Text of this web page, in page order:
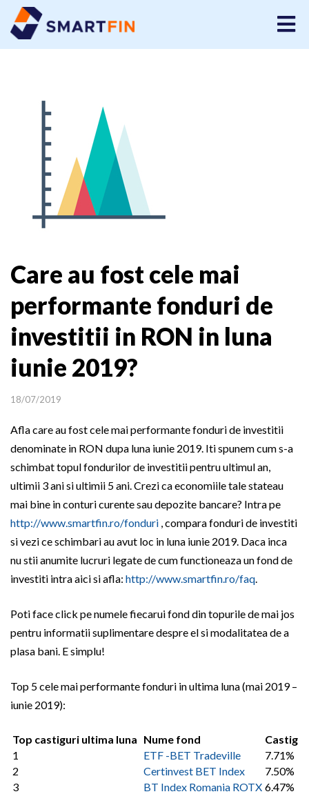
Care au fost cele mai
performante fonduri de
investitii in RON in luna
iunie 2019?
18/07/2019
Afla care au fost cele mai performante fonduri de investitii
denominate in RON dupa luna iunie 2019. Iti spunem cum s-a
schimbat topul fondurilor de investitii pentru ultimul an,
ultimii 3 ani si ultimii 5 ani. Crezi ca economiile tale stateau
mai bine in conturi curente sau depozite bancare? Intra pe
http://www.smartfin.ro/fonduri , compara fonduri de investiti
si vezi ce schimbari au avut loc in luna iunie 2019. Daca inca
nu stii anumite lucruri legate de cum functioneaza un fond de
investiti intra aici si afla: http://www.smartfin.ro/faq.
Poti face click pe numele fiecarui fond din topurile de mai jos
pentru informatii suplimentare despre el si modalitatea de a
plasa bani. E simplu!
Top 5 cele mai performante fonduri in ultima luna (mai 2019 –
iunie 2019):
Top castiguri ultima luna Nume fond
Castig
1
ETF -BET Tradeville
7.71%
2
Certinvest BET Index
7.50%
3
BT Index Romania ROTX 6.47%